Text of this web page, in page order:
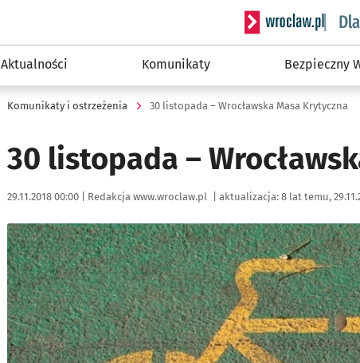
Serwis
Aktualności Komunikaty Bezpieczny
Komunikaty i ostrzeżenia 30 listopada – Wrocławska Masa Krytyczna
30 listopada –
Data publikacji:
29.11.2018 00:00 | Autor:
Redakcja www.wroclaw.pl aktualizacja: 8 lat temu,
Kliknij, aby powiększyć